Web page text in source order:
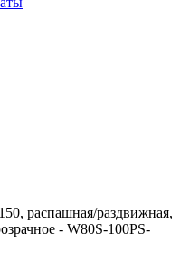
распашная/раздвижная,
- W80S-100PS-